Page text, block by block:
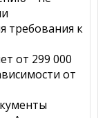
требования к
от 299 000
от